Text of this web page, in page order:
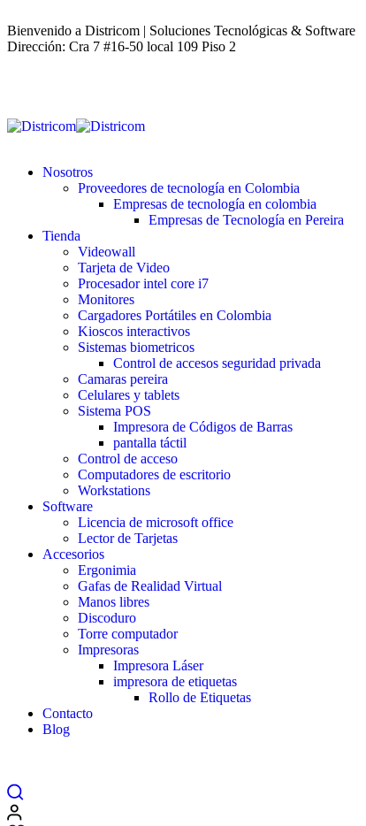
Bienvenido a Districom | Soluciones Tecnológicas & Software
Dirección: Cra 7 #16-50 local 109 Piso 2
Nosotros
Proveedores de tecnología en Colombia
Empresas de tecnología en colombia
Empresas de Tecnología en Pereira
Tienda
Videowall
Tarjeta de Video
Procesador intel core i7
Monitores
Cargadores Portátiles en Colombia
Kioscos interactivos
Sistemas biometricos
Control de accesos seguridad privada
Camaras pereira
Celulares y tablets
Sistema POS
Impresora de Códigos de Barras
pantalla táctil
Control de acceso
Computadores de escritorio
Workstations
Software
Licencia de microsoft office
Lector de Tarjetas
Accesorios
Ergonimia
Gafas de Realidad Virtual
Manos libres
Discoduro
Torre computador
Impresoras
Impresora Láser
impresora de etiquetas
Rollo de Etiquetas
Contacto
Blog